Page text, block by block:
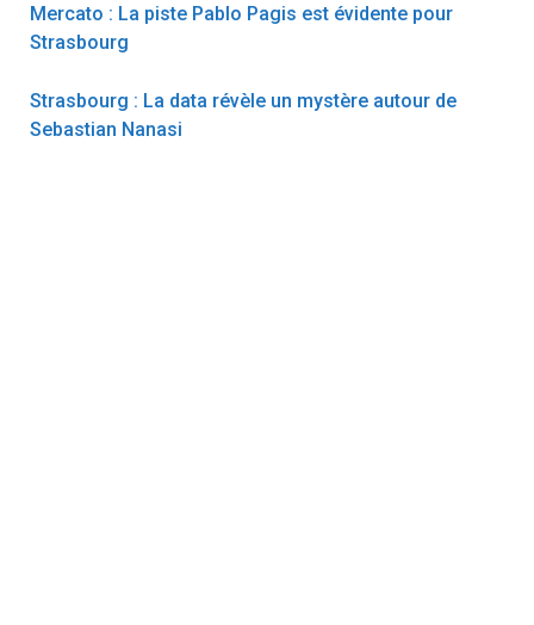
Mercato : La piste Pablo Pagis est évidente pour
Strasbourg
Strasbourg : La data révèle un mystère autour de
Sebastian Nanasi